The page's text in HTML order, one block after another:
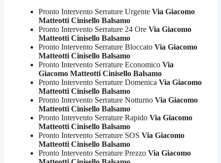
Pronto Intervento Serrature Urgente Via Giacomo
Matteotti Cinisello Balsamo
Pronto Intervento Serrature 24 Ore Via Giacomo
Matteotti Cinisello Balsamo
Pronto Intervento Serrature Bloccato Via Giacomo
Matteotti Cinisello Balsamo
Pronto Intervento Serrature Economico Via
Giacomo Matteotti Cinisello Balsamo
Pronto Intervento Serrature Domenica Via Giacomo
Matteotti Cinisello Balsamo
Pronto Intervento Serrature Notturno Via Giacomo
Matteotti Cinisello Balsamo
Pronto Intervento Serrature Rapido Via Giacomo
Matteotti Cinisello Balsamo
Pronto Intervento Serrature SOS Via Giacomo
Matteotti Cinisello Balsamo
Pronto Intervento Serrature Prezzo Via Giacomo